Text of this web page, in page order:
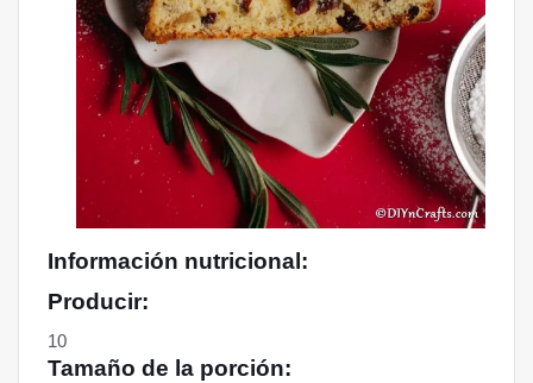
Información nutricional:
Producir:
10
Tamaño de la porción: